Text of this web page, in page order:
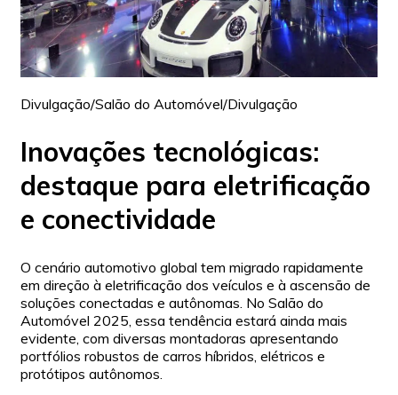
Divulgação/Salão do Automóvel/Divulgação
Inovações tecnológicas:
destaque para eletrificação
e conectividade
O cenário automotivo global tem migrado rapidamente
em direção à eletrificação dos veículos e à ascensão de
soluções conectadas e autônomas. No Salão do
Automóvel 2025, essa tendência estará ainda mais
evidente, com diversas montadoras apresentando
portfólios robustos de carros híbridos, elétricos e
protótipos autônomos.